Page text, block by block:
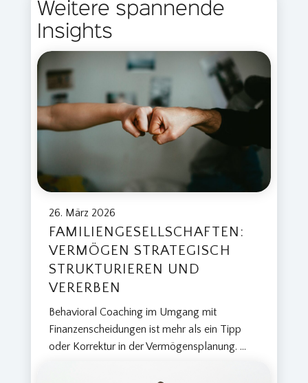
Weitere spannende
Insights
26. März 2026
FAMILIENGESELLSCHAFTEN:
VERMÖGEN STRATEGISCH
STRUKTURIEREN UND
VERERBEN
Behavioral Coaching im Umgang mit
Finanzenscheidungen ist mehr als ein Tipp
oder Korrektur in der Vermögensplanung. ...